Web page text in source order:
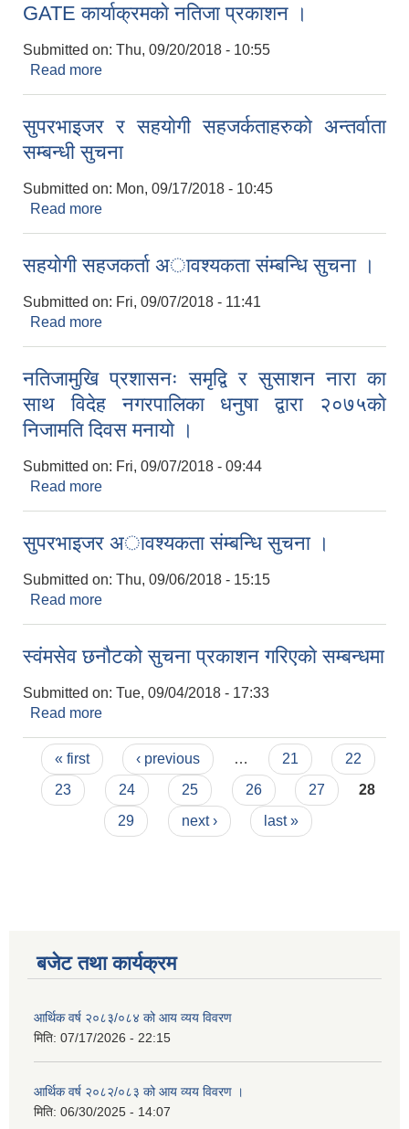
GATE कार्याक्रमकाे नतिजा प्रकाशन ।
Submitted on: Thu, 09/20/2018 - 10:55
Read more
सुपरभाइजर र सहयाेगी सहजर्कताहरुकाे अन्तर्वाता
सम्बन्धी सुचना
Submitted on: Mon, 09/17/2018 - 10:45
Read more
सहयाेगी सहजकर्ता अावश्यकता संम्बन्धि सुचना ।
Submitted on: Fri, 09/07/2018 - 11:41
Read more
नतिजामुखि प्रशासनः समृद्वि र सुसाशन नारा का
साथ विदेह नगरपालिका धनुषा द्वारा २०७५काे
निजामति दिवस मनायाे ।
Submitted on: Fri, 09/07/2018 - 09:44
Read more
सुपरभाइजर अावश्यकता संम्बन्धि सुचना ।
Submitted on: Thu, 09/06/2018 - 15:15
Read more
स्वंमसेव छनौटको सुचना प्रकाशन गरिएकाे सम्बन्धमा
Submitted on: Tue, 09/04/2018 - 17:33
Read more
Pages
« first ‹ previous … 21
22
23
24 25 26 27
28
29
next › last »
बजेट तथा कार्यक्रम
आर्थिक वर्ष २०८३/०८४ को आय व्यय विवरण
मिति: 07/17/2026 - 22:15
आर्थिक वर्ष २०८२/०८३ को आय व्यय विवरण ।
मिति: 06/30/2025 - 14:07